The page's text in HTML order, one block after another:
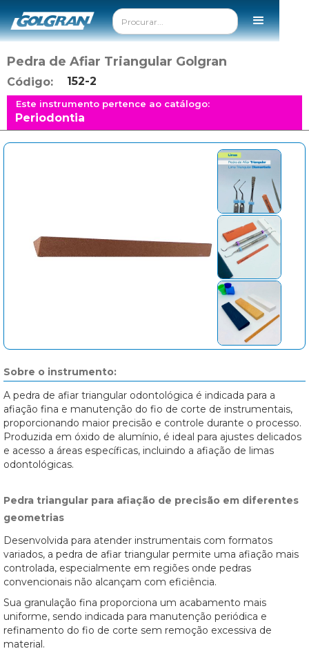
Pedra de Afiar Triangular Golgran
Código: 152-2
Este instrumento pertence ao catálogo:
Periodontia
Sobre o instrumento:
A pedra de afiar triangular odontológica é indicada para a
afiação fina e manutenção do fio de corte de instrumentais,
proporcionando maior precisão e controle durante o processo.
Produzida em óxido de alumínio, é ideal para ajustes delicados
e acesso a áreas específicas, incluindo a afiação de limas
odontológicas.
Pedra triangular para afiação de precisão em diferentes
geometrias
Desenvolvida para atender instrumentais com formatos
variados, a pedra de afiar triangular permite uma afiação mais
controlada, especialmente em regiões onde pedras
convencionais não alcançam com eficiência.
Sua granulação fina proporciona um acabamento mais
uniforme, sendo indicada para manutenção periódica e
refinamento do fio de corte sem remoção excessiva de
material.